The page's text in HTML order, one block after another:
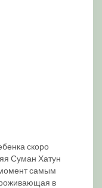
скоро
Суман Хатун
самым
в